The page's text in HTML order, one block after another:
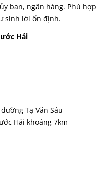
ban, ngân hàng. Phù hợp
sinh lời ổn định.
Hải
Tạ Văn Sáu
Hải khoảng 7km